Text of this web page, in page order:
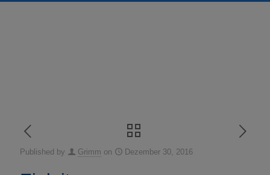
Published by Grimm on Dezember 30, 2016